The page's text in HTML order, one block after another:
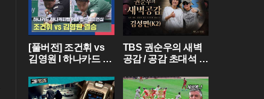
[풀버전] 조건휘 vs
김영원 I 하나카드 하
챔피언십 결승 I 202
6.03.15 방송
TBS 권순우의 새벽
공감 / 공감 초대석 [